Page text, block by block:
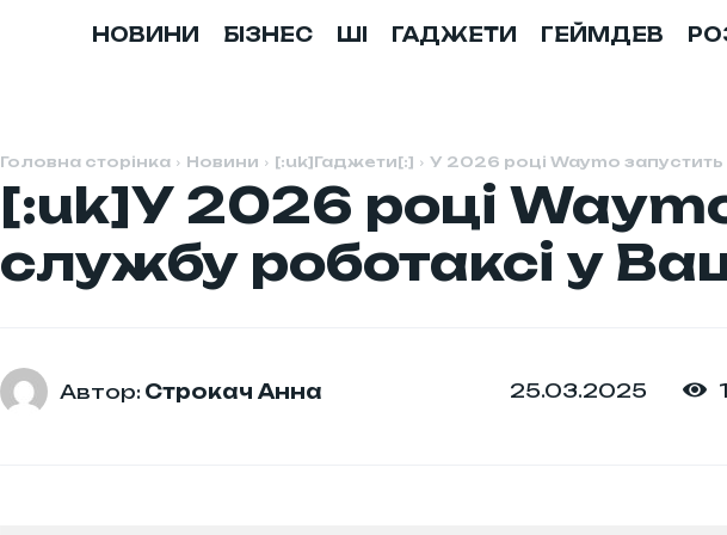
НОВИНИ БІЗНЕС ШІ ГАДЖЕТИ ГЕЙМДЕВ
Головна сторінка Новини [:uk]Гаджети[:] У 2026 році Waymo
[:uk]У 2026 році
службу роботаксі у
Автор: Строкач Анна 25.03.2025